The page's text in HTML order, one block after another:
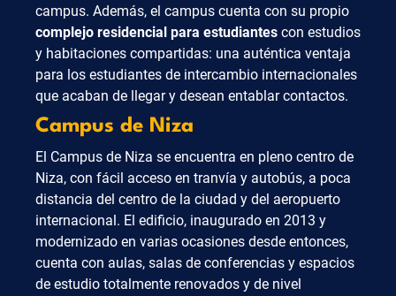
campus. Además, el campus cuenta con su propio
complejo residencial para estudiantes con estudios
y habitaciones compartidas: una auténtica ventaja
para los estudiantes de intercambio internacionales
que acaban de llegar y desean entablar contactos.
Campus de Niza
El Campus de Niza se encuentra en pleno centro de
Niza, con fácil acceso en tranvía y autobús, a poca
distancia del centro de la ciudad y del aeropuerto
internacional. El edificio, inaugurado en 2013 y
modernizado en varias ocasiones desde entonces,
cuenta con aulas, salas de conferencias y espacios
de estudio totalmente renovados y de nivel